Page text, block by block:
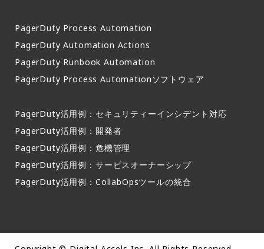
PagerDuty Process Automation
PagerDuty Automation Actions
PagerDuty Runbook Automation
PagerDuty Process Automationソフトウェア
PagerDuty活用例：セキュリティーインシデント対応
PagerDuty活用例：開発者
PagerDuty活用例：危機管理
PagerDuty活用例：サービスオーナーシップ
PagerDuty活用例：CollabOpsツールの統合